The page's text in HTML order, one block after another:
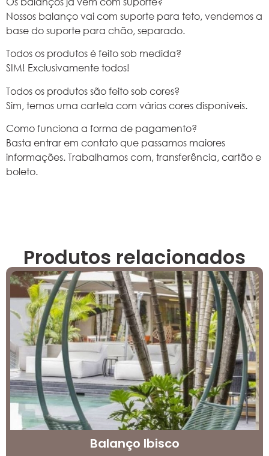
Nossos balanço vai com suporte para teto, vendemos a
base do suporte para chão, separado.
Todos os produtos é feito sob medida?
SIM! Exclusivamente todos!
Todos os produtos são feito sob cores?
Sim, temos uma cartela com várias cores disponíveis.
Como funciona a forma de pagamento?
Basta entrar em contato que passamos maiores
informações. Trabalhamos com, transferência, cartão e
boleto.
Produtos relacionados
Balanço Ibisco